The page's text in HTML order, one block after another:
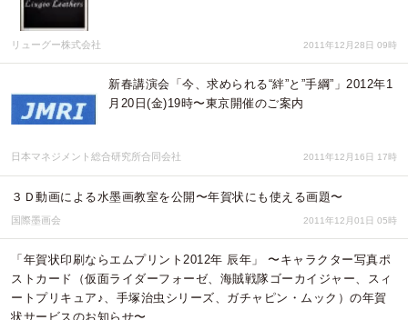
リューグー株式会社 2011年12月28日 09時
新春講演会「今、求められる“絆”と”手綱”」2012年1
月20日(金)19時〜東京開催のご案内
日本マネジメント総合研究所合同会社 2011年12月16日 17時
３Ｄ動画による水墨画教室を公開〜年賀状にも使える画題〜
国際墨画会 2011年12月01日 05時
「年賀状印刷ならエムプリント2012年 辰年」 〜キャラクター写真ポ
ストカード（仮面ライダーフォーゼ、海賊戦隊ゴーカイジャー、スィ
ートプリキュア♪、手塚治虫シリーズ、ガチャピン・ムック）の年賀
状サービスのお知らせ〜